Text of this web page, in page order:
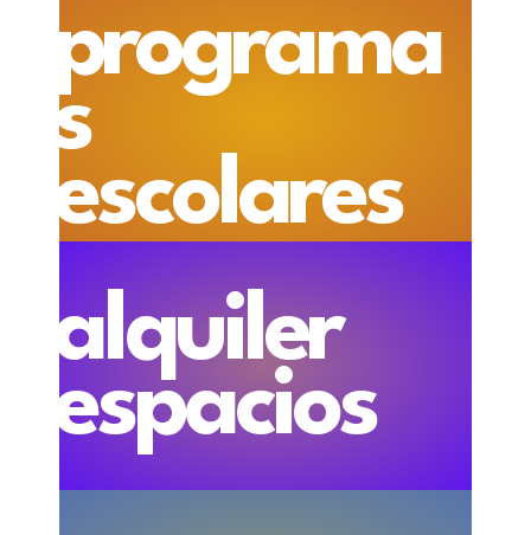
programa
s
escolares
alquiler
espacios